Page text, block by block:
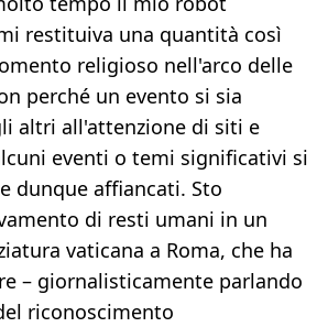
restituiva una quantità così
religioso nell'arco delle
perché un evento si sia
altri all'attenzione di siti e
eventi o temi significativi si
dunque affiancati. Sto
di resti umani in un
vaticana a Roma, che ha
– giornalisticamente parlando
riconoscimento